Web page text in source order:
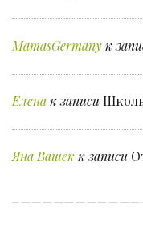
MamasGermanyк
Еленак записи
Яна Вашекк записи